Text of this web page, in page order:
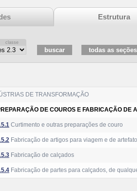
Estrutura
DE TRANSFORMAÇÃO
DE COUROS E FABRICAÇÃO DE
Curtimento e outras preparações de couro
Fabricação de artigos para viagem e de
Fabricação de calçados
Fabricação de partes para calçados, de